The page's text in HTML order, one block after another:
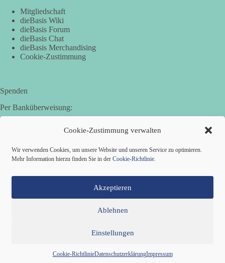
Cookie-Zustimmung verwalten
Wir verwenden Cookies, um unsere Website und unseren Service zu optimieren.
Mehr Information hierzu finden Sie in der Cookie-Richtlinie.
Akzeptieren
Ablehnen
Einstellungen
Cookie-RichtlinieDatenschutzerklärungImpressum
Mitgliedschaft
dieBasis Wiki
dieBasis Forum
dieBasis Chat
dieBasis Merchandising
Cookie-Zustimmung
Spenden
Per Banküberweisung:
Basisdemokratische Partei Deutschland in Bayern e.V.
IBAN: DE95 7205 1210 0006 3365 31
BIC: BYLADEM1AIC
Kontakt
Cookie-Richtlinie (EU)
Copyright © 2026 Basisdemokratische Partei Deutschland ·